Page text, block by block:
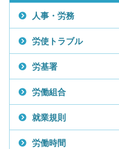
人事・労務
労使トラブル
労基署
労働組合
就業規則
労働時間